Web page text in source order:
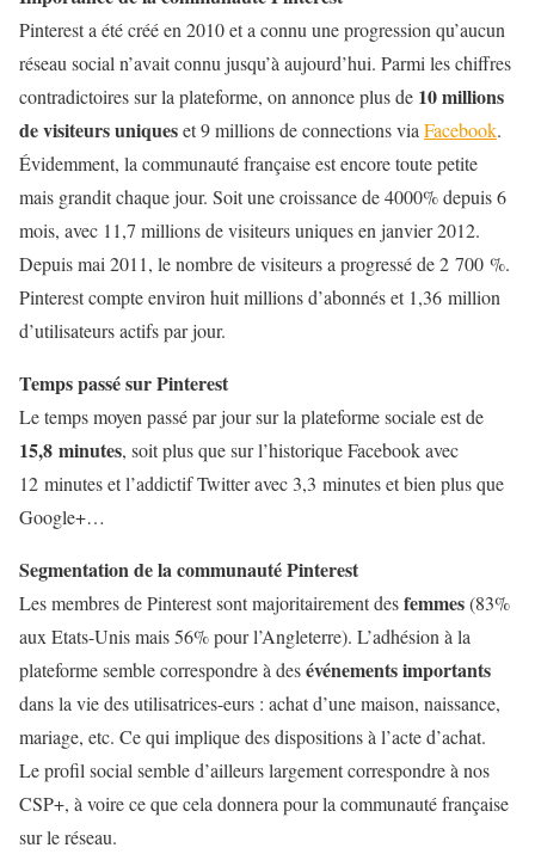
Pinterest a été créé en 2010 et a connu une progression qu’aucun
réseau social n’avait connu jusqu’à aujourd’hui. Parmi les chiffres
contradictoires sur la plateforme, on annonce plus de 10 millions
de visiteurs uniqueset 9 millions de connections via Facebook.
Évidemment, la communauté française est encore toute petite
mais grandit chaque jour. Soit une croissance de 4000% depuis 6
mois, avec 11,7 millions de visiteurs uniques en janvier 2012.
Depuis mai 2011, le nombre de visiteurs a progressé de 2 700 %.
Pinterest compte environ huit millions d’abonnés et 1,36 million
d’utilisateurs actifs par jour.
Temps passé sur Pinterest
Le temps moyen passé par jour sur la plateforme sociale est de
15,8 minutes, soit plus que sur l’historique Facebook avec
12 minutes et l’addictif Twitter avec 3,3 minutes et bien plus que
Google+…
Segmentation de la communauté Pinterest
Les membres de Pinterest sont majoritairement desfemmes(83%
aux Etats-Unis mais 56% pour l’Angleterre). L’adhésion à la
plateforme semble correspondre à desévénements importants
dans la vie des utilisatrices-eurs : achat d’une maison, naissance,
mariage, etc. Ce qui implique des dispositions à l’acte d’achat.
Le profil social semble d’ailleurs largement correspondre à nos
CSP+, à voire ce que cela donnera pour la communauté française
sur le réseau.